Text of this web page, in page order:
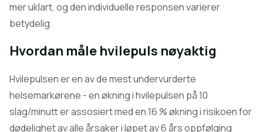
mer uklart, og den individuelle responsen varierer
betydelig.
Hvordan måle hvilepuls nøyaktig
Hvilepulsen er en av de mest undervurderte
helsemarkørene - en økning i hvilepulsen på 10
slag/minutt er assosiert med en 16 % økning i risikoen for
dødelighet av alle årsaker i løpet av 6 års oppfølging